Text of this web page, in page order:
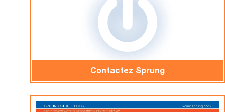
Contactez Sprung